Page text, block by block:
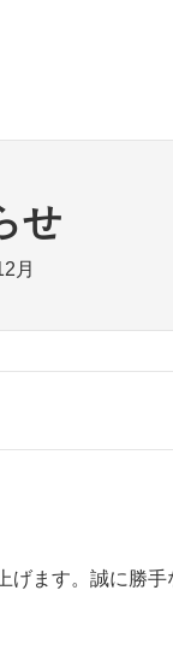
せ
月
ます。誠に勝